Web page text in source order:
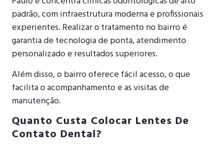
padrão, com infraestrutura moderna e profissionais
experientes. Realizar o tratamento no bairro é
garantia de tecnologia de ponta, atendimento
personalizado e resultados superiores.
Além disso, o bairro oferece fácil acesso, o que
facilita o acompanhamento e as visitas de
manutenção.
Quanto Custa Colocar Lentes De
Contato Dental?